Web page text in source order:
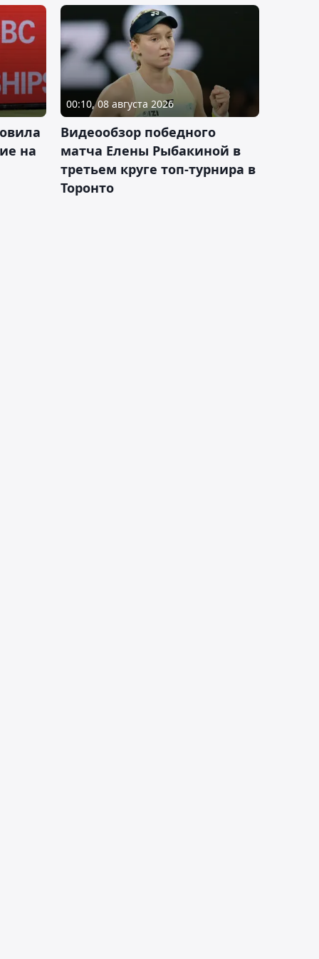
на
00:10, 08 августа 2026
Видеообзор победного
матча Елены Рыбакиной в
третьем круге топ-турнира в
Торонто